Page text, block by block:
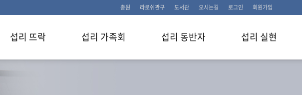
총원 라로쉬관구 도서관 오시는길 로그인 회원가입
섭리 뜨락 섭리 가족회 섭리 동반자 섭리 실현